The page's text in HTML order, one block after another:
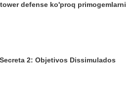
defense ko'proq primogemlarni
2: Objetivos Dissimulados